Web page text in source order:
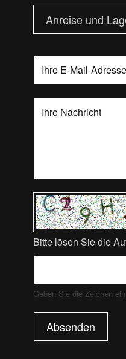
Anreise und
Bitte lösen Sie die
Geben Sie die Zeichen
Absenden